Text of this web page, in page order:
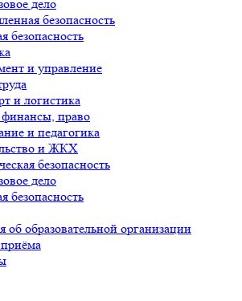
дело
безопасность
безопасность
и управление
и логистика
финансы, право
и педагогика
и ЖКХ
безопасность
дело
безопасность
об образовательной организации